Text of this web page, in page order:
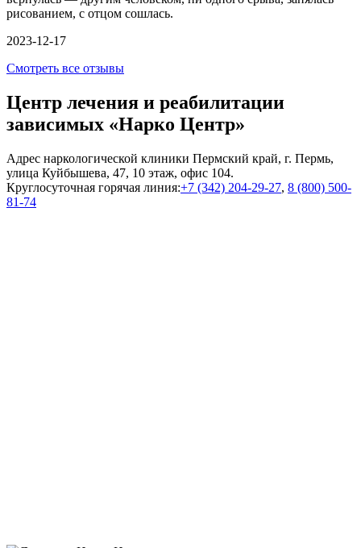
рисованием, с отцом сошлась.
2023-12-17
Смотреть все отзывы
Центр лечения и реабилитации
зависимых «Нарко Центр»
Адрес наркологической клиники Пермский край, г. Пермь,
улица Куйбышева, 47, 10 этаж, офис 104.
Круглосуточная горячая линия:+7 (342) 204-29-27, 8 (800) 500-
81-74